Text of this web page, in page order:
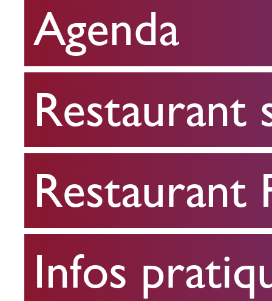
Restaurant
scolaire
Restaurant
FPA
Infos
pratiques
Agenda
Restaurant
Restaurant
Infos